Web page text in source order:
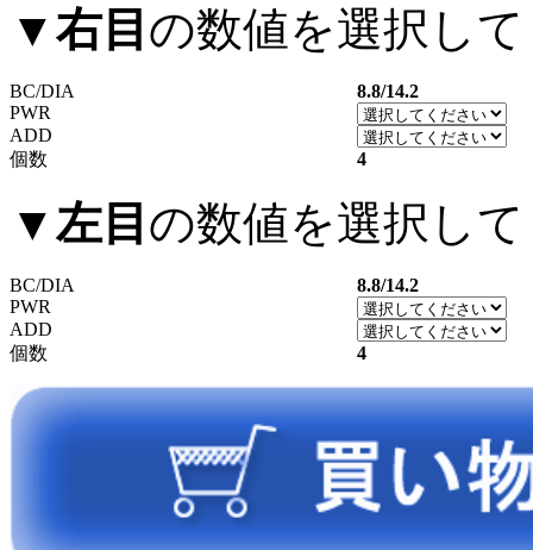
▼右目 の数値を選択し
BC/DIA
8.8/14.2
PWR
ADD
個数
4
▼左目 の数値を選択し
BC/DIA
8.8/14.2
PWR
ADD
個数
4